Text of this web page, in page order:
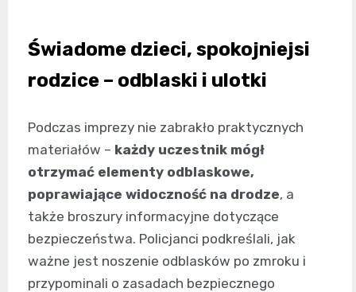
Świadome dzieci, spokojniejsi
rodzice – odblaski i ulotki
Podczas imprezy nie zabrakło praktycznych
materiałów – każdy uczestnik mógł
otrzymać elementy odblaskowe,
poprawiające widoczność na drodze, a
także broszury informacyjne dotyczące
bezpieczeństwa. Policjanci podkreślali, jak
ważne jest noszenie odblasków po zmroku i
przypominali o zasadach bezpiecznego